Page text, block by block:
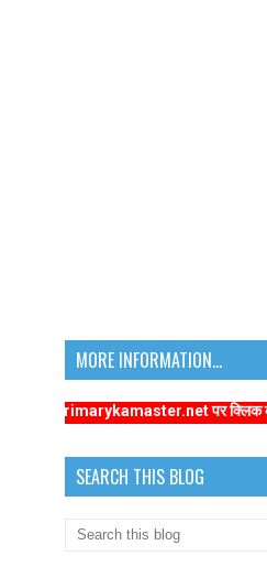
MORE INFORMATION...
पर क्लिक करे
SEARCH THIS BLOG